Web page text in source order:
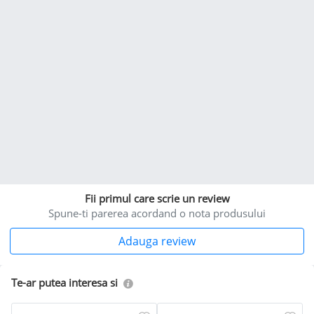
Fii primul care scrie un review
Spune-ti parerea acordand o nota produsului
Adauga review
Te-ar putea interesa si